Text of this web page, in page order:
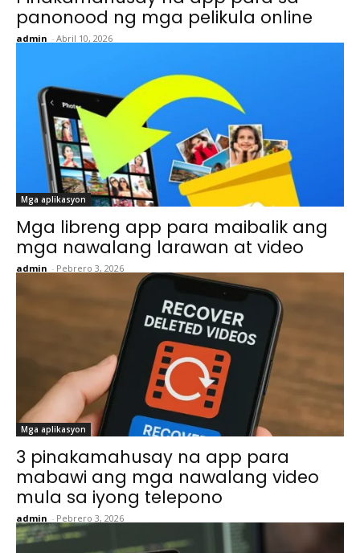
panonood ng mga pelikula online
admin - Abril 10, 2026
Mga aplikasyon
Mga libreng app para maibalik ang
mga nawalang larawan at video
admin - Pebrero 3, 2026
Mga aplikasyon
3 pinakamahusay na app para
mabawi ang mga nawalang video
mula sa iyong telepono
admin - Pebrero 3, 2026